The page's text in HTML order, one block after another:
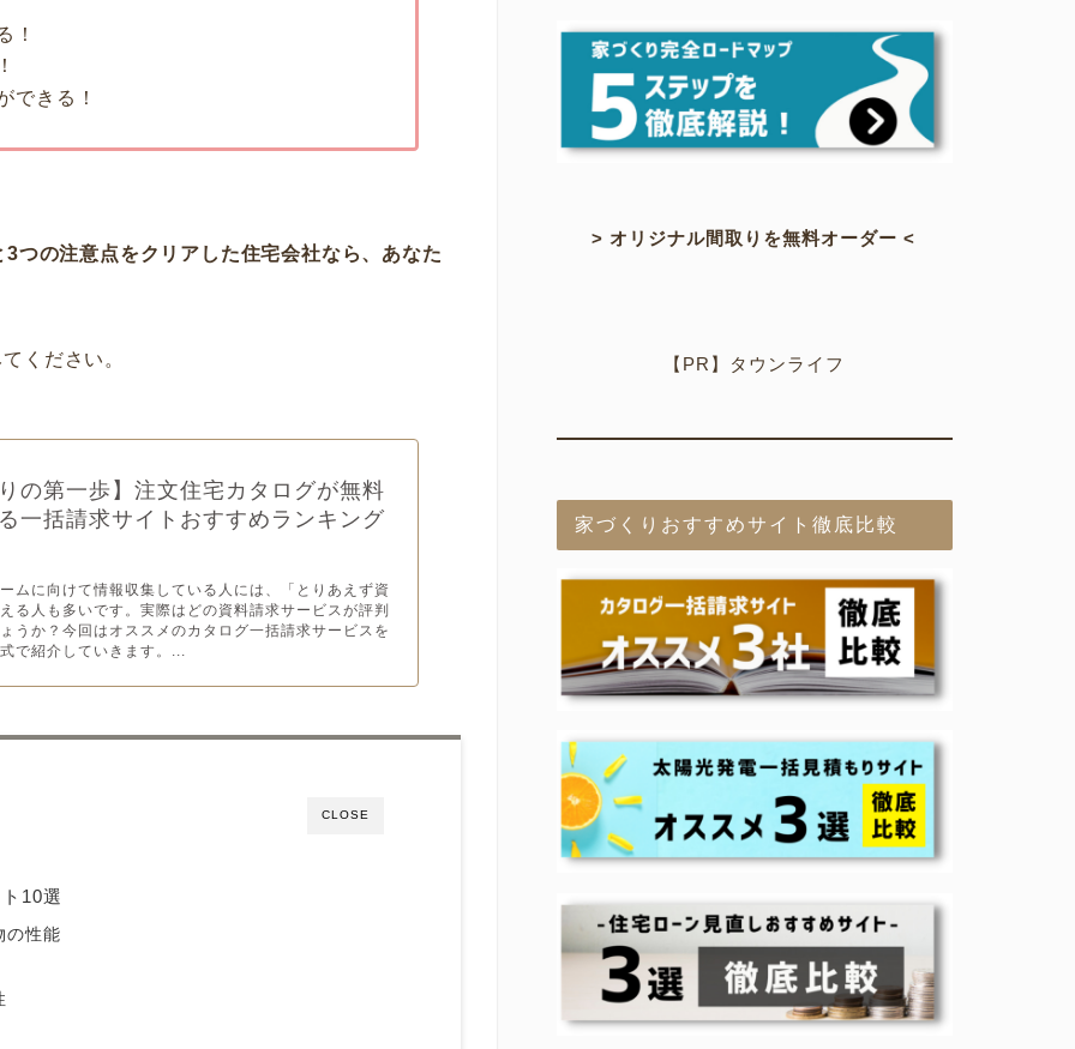
！
できる！
つの注意点をクリアした住宅会社なら、あなた
ください。
の第一歩】注文住宅カタログが無料
一括請求サイトおすすめランキング
ムに向けて情報収集している人には、「とりあえず資
る人も多いです。実際はどの資料請求サービスが評判
うか？今回はオススメのカタログ一括請求サービスを
で紹介していきます。...
CLOSE
10選
の性能
> オリジナル間取りを無料オーダー <
【PR】タウンライフ
家づくりおすすめサイト徹底比較